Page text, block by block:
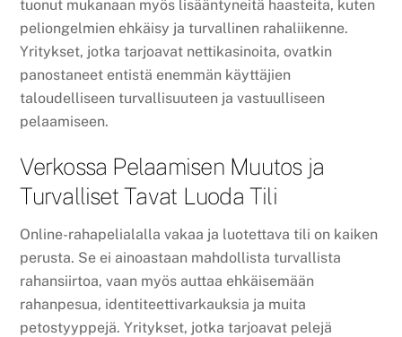
tuonut mukanaan myös lisääntyneitä haasteita, kuten
peliongelmien ehkäisy ja turvallinen rahaliikenne.
Yritykset, jotka tarjoavat nettikasinoita, ovatkin
panostaneet entistä enemmän käyttäjien
taloudelliseen turvallisuuteen ja vastuulliseen
pelaamiseen.
Verkossa Pelaamisen Muutos ja
Turvalliset Tavat Luoda Tili
Online-rahapelialalla vakaa ja luotettava tili on kaiken
perusta. Se ei ainoastaan mahdollista turvallista
rahansiirtoa, vaan myös auttaa ehkäisemään
rahanpesua, identiteettivarkauksia ja muita
petostyyppejä. Yritykset, jotka tarjoavat pelejä